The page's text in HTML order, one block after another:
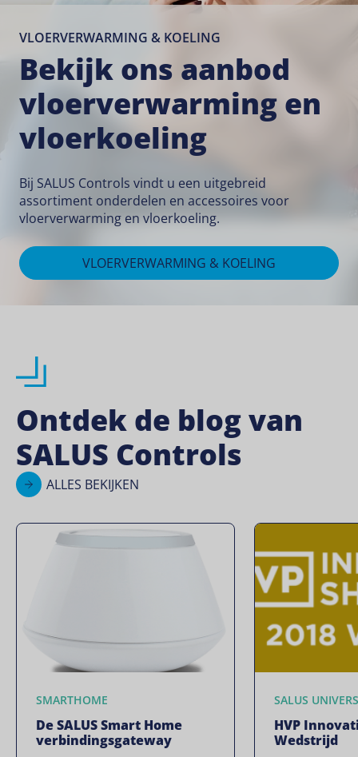
VLOERVERWARMING & KOELING
Bekijk ons aanbod
vloerverwarming en
vloerkoeling
Bij SALUS Controls vindt u een uitgebreid
assortiment onderdelen en accessoires voor
vloerverwarming en vloerkoeling.
VLOERVERWARMING & KOELING
Ontdek de blog van
SALUS Controls
ALLES BEKIJKEN
SMARTHOME
De SALUS Smart Home
verbindingsgateway
SALUS
HVP
Wedstrijd